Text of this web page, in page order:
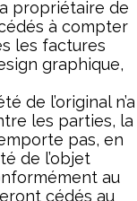
propriétaire de
à compter
les factures
graphique,
de l’original n’a
les parties, la
pas, en
de l’objet
au
cédés au